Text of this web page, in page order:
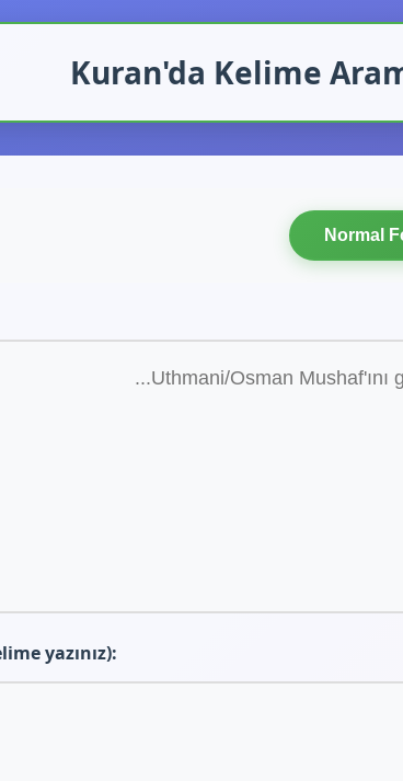
Kuran'da Kelime
Normal
yazınız):